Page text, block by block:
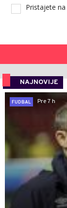
Pristajete na
NAJNOVIJE
FUDBAL
Pre 7 h